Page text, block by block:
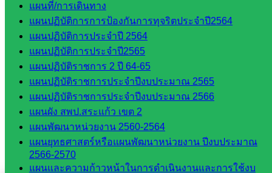
แผนที่/การเดินทาง
แผนปฏิบัติการการป้องกันการทุจริตประจำปี2564
แผนปฏิบัติการประจำปี 2564
แผนปฏิบัติการประจำปี2565
แผนปฏิบัติราชการ 2 ปี 64-65
แผนปฏิบัติราชการประจำปีงบประมาณ 2565
แผนปฏิบัติราชการประจำปีงบประมาณ 2566
แผนผัง สพป.สระแก้ว เขต 2
แผนพัฒนาหน่วยงาน 2560-2564
แผนยุทธศาสตร์หรือแผนพัฒนาหน่วยงาน ปีงบประมาณ
2566-2570
แผนและความก้าวหน้าในการดำเนินงานและการใช้งบ
Line
Tel 037-232263:
Messenger
Facebook